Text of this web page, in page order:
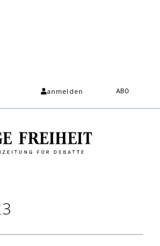
anmelden ABO